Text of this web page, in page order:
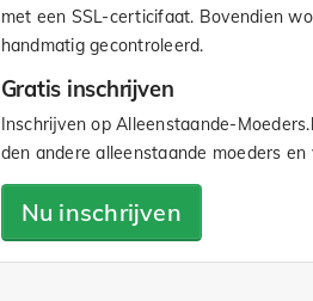
met een SSL-certicifaat. Bovendien
handmatig gecontroleerd.
Gratis inschrijven
Inschrijven op Alleenstaande-
den andere alleenstaande moeders en
Nu inschrijven